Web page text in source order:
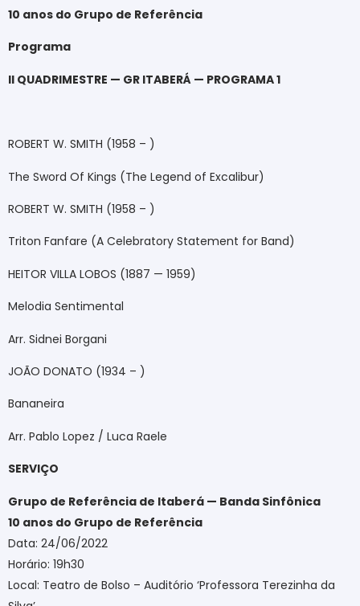
10 anos do Grupo de Referência
Programa
II QUADRIMESTRE — GR ITABERÁ — PROGRAMA 1
ROBERT W. SMITH (1958 – )
The Sword Of Kings (The Legend of Excalibur)
ROBERT W. SMITH (1958 – )
Triton Fanfare (A Celebratory Statement for Band)
HEITOR VILLA LOBOS (1887 — 1959)
Melodia Sentimental
Arr. Sidnei Borgani
JOÃO DONATO (1934 – )
Bananeira
Arr. Pablo Lopez / Luca Raele
SERVIÇO
Grupo de Referência de Itaberá — Banda Sinfônica
10 anos do Grupo de Referência
Data: 24/06/2022
Horário: 19h30
Local: Teatro de Bolso – Auditório ‘Professora Terezinha da